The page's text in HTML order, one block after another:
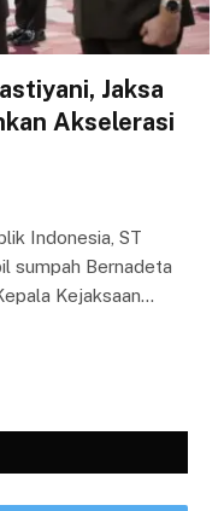
Jaksa
Akselerasi
Indonesia, ST
sumpah Bernadeta
Kejaksaan…